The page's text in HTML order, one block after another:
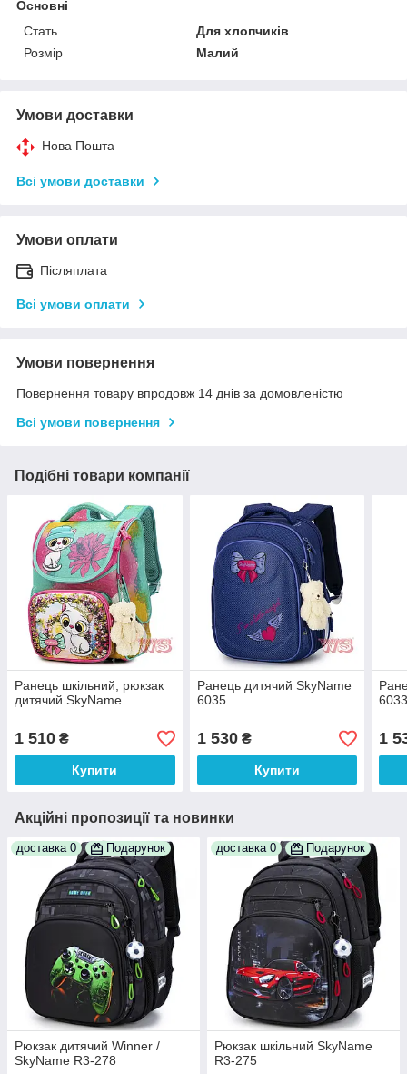
Основні
Стать
Для хлопчиків
Розмір
Малий
Умови доставки
Нова Пошта
Всі умови доставки
Умови оплати
Післяплата
Всі умови оплати
Умови повернення
Повернення товару впродовж 14 днів за домовленістю
Всі умови повернення
Подібні товари компанії
Ранець шкільний, рюкзак
дитячий SkyName
1 510 ₴
Купити
Ранець дитячий SkyName
6035
1 530₴
Купити
1
Акційні пропозиції та новинки
доставка 0 Подарунок
Рюкзак дитячий Winner /
SkyName R3-278
доставка 0 Подарунок
Рюкзак шкільний SkyName
R3-275